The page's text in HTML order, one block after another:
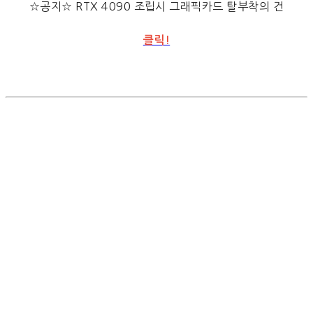
☆공지☆ RTX 4090 조립시 그래픽카드 탈부착의 건
클릭!